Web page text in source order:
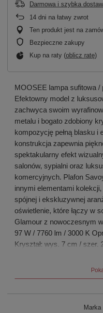
Darmowa i szybka
14 dni na łatwy zwrot
Ten produkt jest na
Bezpieczne zakupy
Kup na raty (oblicz ratę)
MOOSEE lampa sufitowa /
Efektowny model z
zachwyca swoim
metalu i bogato zdobiony
kompozycję pełną blasku i
konstrukcja zapewnia
spektakularny efekt
salonów, sypialni oraz
komercyjnych. Plafon
innymi elementami
spójnej i ekskluzywnej
oświetlenie, które łączy w
Glamour z nowoczesnym
97 W / 7760 lm / 3000 K
Kryształ: wys. 7 cm / szer.
opakowania: 85 cm / 85 cm
Marka